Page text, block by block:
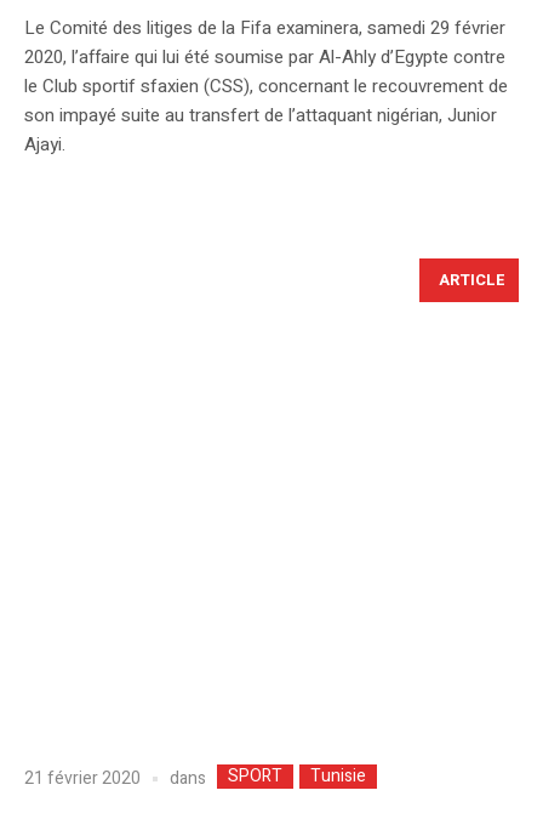
Le Comité des litiges de la Fifa examinera, samedi 29 février
2020, l’affaire qui lui été soumise par Al-Ahly d’Egypte contre
le Club sportif sfaxien (CSS), concernant le recouvrement de
son impayé suite au transfert de l’attaquant nigérian, Junior
Ajayi.
ARTICLE
21 février 2020 dans SPORT Tunisie